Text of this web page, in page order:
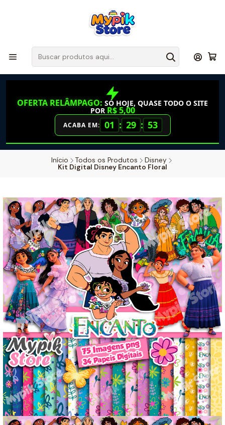
OFERTA RELÂMPAGO: SÓ HOJE, QUASE TODO O SITE
POR R$ 5,00
ACABA EM: 01 : 29 : 52
Início Todos os Produtos
Disney
Kit Digital Disney Encanto Floral